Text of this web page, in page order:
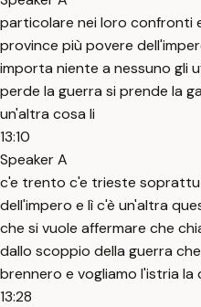
particolare nei loro confronti
province più povere
importa niente a nessuno gli
perde la guerra si prende la
un'altra cosa li
13:10
Speaker A
c'e trento c'e trieste
dell'impero e lì c'è un'altra
che si vuole affermare che
dallo scoppio della guerra
brennero e vogliamo l'istria la
13:28